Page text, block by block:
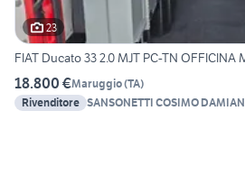
23
FIAT Ducato 33 2.0 MJT PC-TN OFFICINA
18.800 €Maruggio(TA)
Rivenditore SANSONETTI COSIMO